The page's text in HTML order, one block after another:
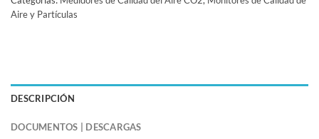
Aire y Partículas
DESCRIPCIÓN
DOCUMENTOS | DESCARGAS